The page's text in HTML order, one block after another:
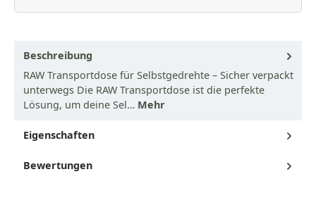
Beschreibung
RAW Transportdose für Selbstgedrehte – Sicher verpackt
unterwegs Die RAW Transportdose ist die perfekte
Lösung, um deine Sel… Mehr
Eigenschaften
Bewertungen